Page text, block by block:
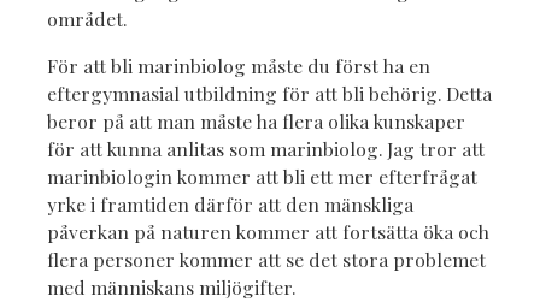
området.
För att bli marinbiolog måste du först ha en
eftergymnasial utbildning för att bli behörig. Detta
beror på att man måste ha flera olika kunskaper
för att kunna anlitas som marinbiolog. Jag tror att
marinbiologin kommer att bli ett mer efterfrågat
yrke i framtiden därför att den mänskliga
påverkan på naturen kommer att fortsätta öka och
flera personer kommer att se det stora problemet
med människans miljögifter.